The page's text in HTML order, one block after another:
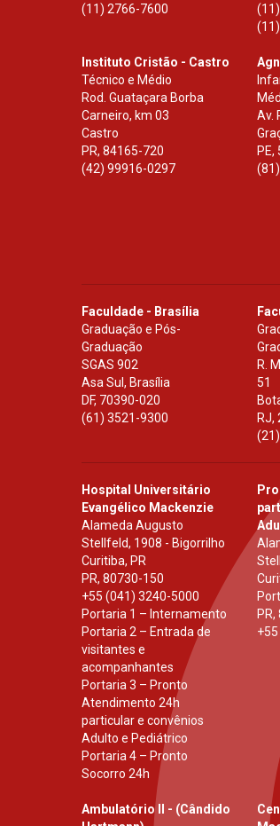
(11) 2766-7600
Instituto Cristão - Castro
Técnico e Médio
Rod. Guataçara Borba
Carneiro, km 03
Castro
PR, 84165-720
(42) 99916-0297
Av.
PE,
Faculdade - Brasília
Graduação e Pós-
Graduação
SGAS 902
Asa Sul, Brasília
DF, 70390-020
(61) 3521-9300
R.
51
RJ,
Hospital Universitário
Evangélico Mackenzie
Alameda Augusto
Stellfeld, 1908 - Bigorrilho
Curitiba, PR
PR, 80730-150
+55 (041) 3240-5000
Portaria 1 – Internamento
Portaria 2 – Entrada de
visitantes e
acompanhantes
Portaria 3 – Pronto
Atendimento 24h
particular e convênios
Adulto e Pediátrico
Portaria 4 – Pronto
Socorro 24h
PR,
Ambulatório II - (Cândido